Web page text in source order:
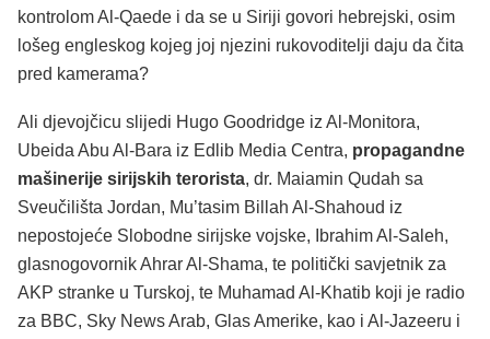
kontrolom Al-Qaede i da se u Siriji govori hebrejski, osim
lošeg engleskog kojeg joj njezini rukovoditelji daju da čita
pred kamerama?
Ali djevojčicu slijedi Hugo Goodridge iz Al-Monitora,
Ubeida Abu Al-Bara iz Edlib Media Centra, propagandne
mašinerije sirijskih terorista, dr. Maiamin Qudah sa
Sveučilišta Jordan, Mu’tasim Billah Al-Shahoud iz
nepostojeće Slobodne sirijske vojske, Ibrahim Al-Saleh,
glasnogovornik Ahrar Al-Shama, te politički savjetnik za
AKP stranke u Turskoj, te Muhamad Al-Khatib koji je radio
za BBC, Sky News Arab, Glas Amerike, kao i Al-Jazeeru i